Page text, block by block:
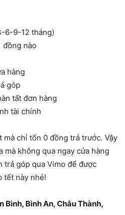
6-9-12 tháng)
đồng nào
hàng
góp
tất đơn hàng
tài chính
chỉ tốn 0 đồng trả trước. Vậy
mà không qua ngay cửa hàng
trả góp qua Vimo để được
tết này nhé!
Bình, Bình An, Châu Thành,